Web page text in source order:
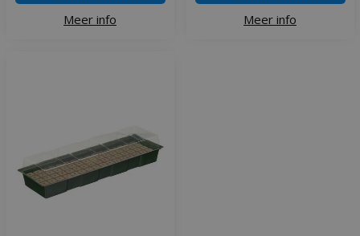
Meer info Meer info